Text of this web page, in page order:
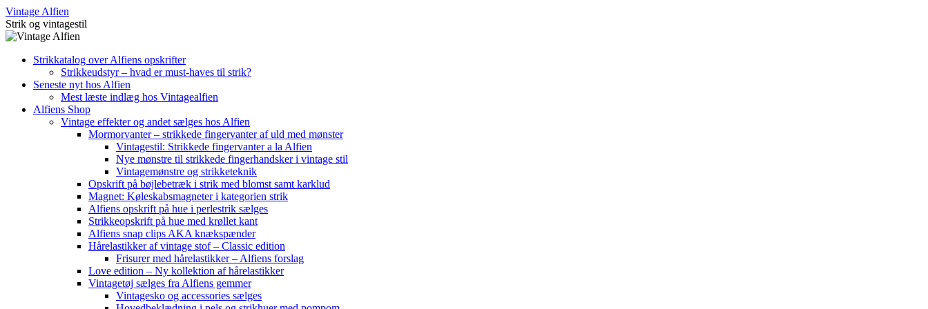
Skip
to
content
Vintage Alfien
Strik og vintagestil
Strikkatalog over Alfiens opskrifter
Strikkeudstyr – hvad er must-haves til strik?
Seneste nyt hos Alfien
Mest læste indlæg hos Vintagealfien
Alfiens Shop
Vintage effekter og andet sælges hos Alfien
Mormorvanter – strikkede fingervanter af uld med mønster
Vintagestil: Strikkede fingervanter a la Alfien
Nye mønstre til strikkede fingerhandsker i vintage stil
Vintagemønstre og strikketeknik
Opskrift på bøjlebetræk i strik med blomst samt karklud
Magnet: Køleskabsmagneter i kategorien strik
Alfiens opskrift på hue i perlestrik sælges
Strikkeopskrift på hue med krøllet kant
Alfiens snap clips AKA knækspænder
Hårelastikker af vintage stof – Classic edition
Frisurer med hårelastikker – Alfiens forslag
Love edition – Ny kollektion af hårelastikker
Vintagetøj sælges fra Alfiens gemmer
Vintagesko og accessories sælges